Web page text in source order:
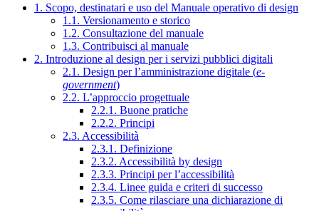
1. Scopo, destinatari e uso del Manuale operativo di design
1.1. Versionamento e storico
1.2. Consultazione del manuale
1.3. Contribuisci al manuale
2. Introduzione al design per i servizi pubblici digitali
2.1. Design per l’amministrazione digitale (e-
government)
2.2. L’approccio progettuale
2.2.1. Buone pratiche
2.2.2. Principi
2.3. Accessibilità
2.3.1. Definizione
2.3.2. Accessibilità by design
2.3.3. Principi per l’accessibilità
2.3.4. Linee guida e criteri di successo
2.3.5. Come rilasciare una dichiarazione di